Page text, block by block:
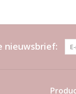
nieuwsbrief: